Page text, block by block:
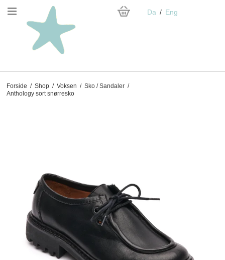
Da Eng
Forside / Shop / Voksen / Sko / Sandaler /
Anthology sort snørresko